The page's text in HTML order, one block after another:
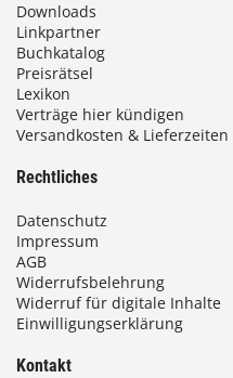
Downloads
Linkpartner
Buchkatalog
Preisrätsel
Lexikon
Verträge hier kündigen
Versandkosten & Lieferzeiten
Rechtliches
Datenschutz
Impressum
AGB
Widerrufsbelehrung
Widerruf für digitale Inhalte
Einwilligungserklärung
Kontakt